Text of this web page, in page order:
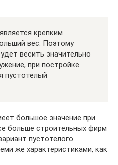
крепким
вес. Поэтому
весить значительно
при постройке
пустотелый
большое значение при
больше строительных фирм
пустотелого
же характеристиками, как